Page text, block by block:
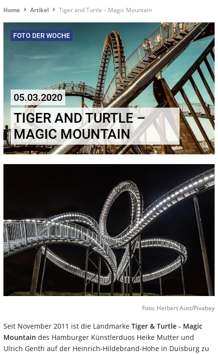
Home Artikel Tiger and Turtle – Magic Mountain
FOTO DER WOCHE
05.03.2020
TIGER AND TURTLE –
MAGIC MOUNTAIN
Seit November 2011 ist die Landmarke Tiger & Turtle - Magic
Mountain des Hamburger Künstlerduos Heike Mutter und
Ulrich Genth auf der Heinrich-Hildebrand-Höhe in Duisburg zu
Foto: Herbert Aust/Pixabay